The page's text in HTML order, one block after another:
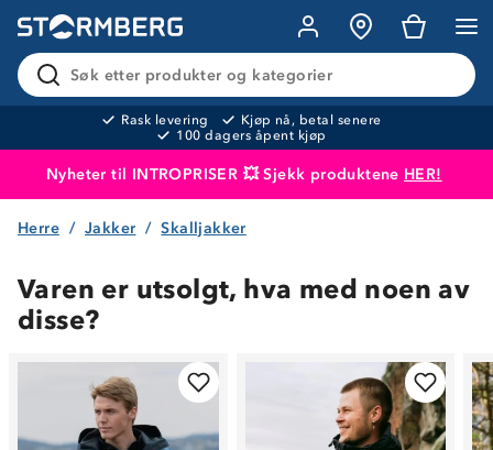
Søk etter produkter og kategorier
Rask levering
Kjøp nå, betal senere
100 dagers åpent kjøp
Nyheter til INTROPRISER 💥 Sjekk produktene HER!
Produktet er lagt i handlekurven
Herre Jakker Skalljakker
Varen er utsolgt, hva med noen av
disse?